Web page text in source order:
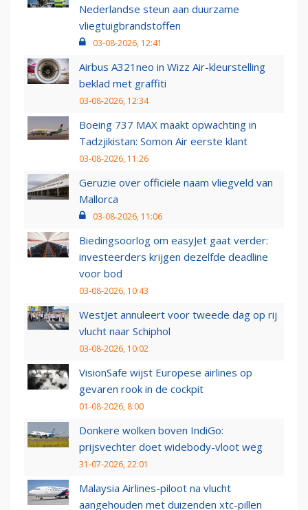
Nederlandse steun aan duurzame
vliegtuigbrandstoffen
03-08-2026, 12:41
Airbus A321neo in Wizz Air-kleurstelling
beklad met graffiti
03-08-2026, 12:34
Boeing 737 MAX maakt opwachting in
Tadzjikistan: Somon Air eerste klant
03-08-2026, 11:26
Geruzie over officiële naam vliegveld van
Mallorca
03-08-2026, 11:06
Biedingsoorlog om easyJet gaat verder:
investeerders krijgen dezelfde deadline
voor bod
03-08-2026, 10:43
WestJet annuleert voor tweede dag op rij
vlucht naar Schiphol
03-08-2026, 10:02
VisionSafe wijst Europese airlines op
gevaren rook in de cockpit
01-08-2026, 8:00
Donkere wolken boven IndiGo:
prijsvechter doet widebody-vloot weg
31-07-2026, 22:01
Malaysia Airlines-piloot na vlucht
aangehouden met duizenden xtc-pillen